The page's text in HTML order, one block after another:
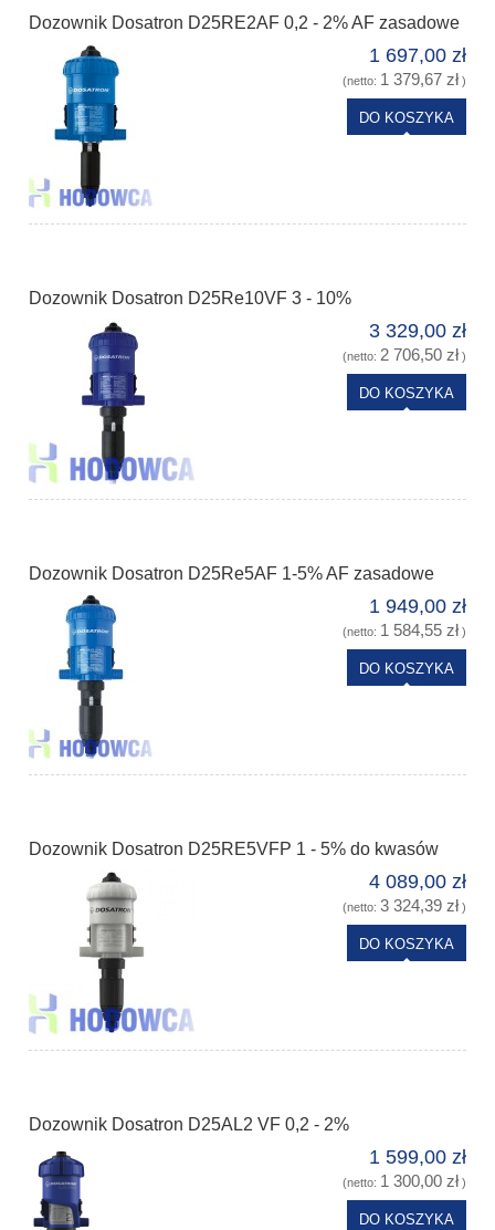
Dozownik Dosatron D25RE2AF 0,2 - 2% AF zasadowe
1 697,00 zł
(netto: 1 379,67 zł)
DO KOSZYKA
Dozownik Dosatron D25Re10VF 3 - 10%
3 329,00 zł
(netto: 2 706,50 zł)
DO KOSZYKA
Dozownik Dosatron D25Re5AF 1-5% AF zasadowe
1 949,00 zł
(netto: 1 584,55 zł)
DO KOSZYKA
Dozownik Dosatron D25RE5VFP 1 - 5% do kwasów
4 089,00 zł
(netto: 3 324,39 zł)
DO KOSZYKA
Dozownik Dosatron D25AL2 VF 0,2 - 2%
1 599,00 zł
(netto: 1 300,00 zł)
DO KOSZYKA